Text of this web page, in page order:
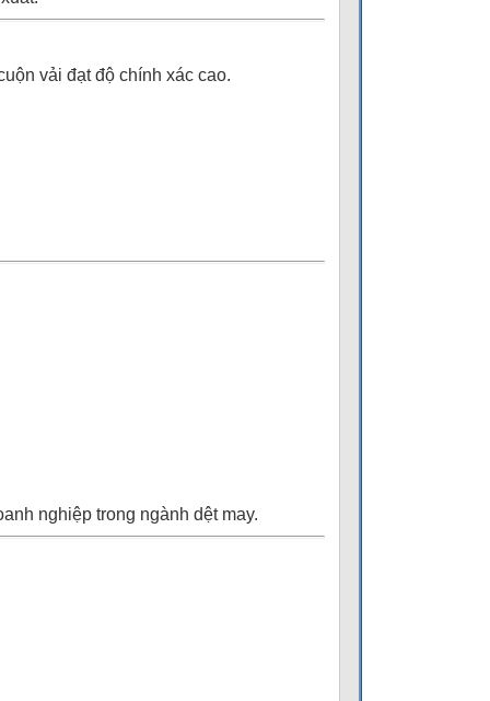
vải đạt độ chính xác cao.
nghiệp trong ngành dệt may.